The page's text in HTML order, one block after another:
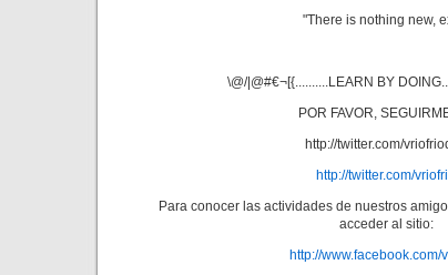
"There is nothing new,
\@/|@#€¬[{..........LEARN BY
POR FAVOR,
http://twitter.com/
http://twitter.com/
Para conocer las actividades de nuestros
acceder al sitio:
http://www.facebook.com/